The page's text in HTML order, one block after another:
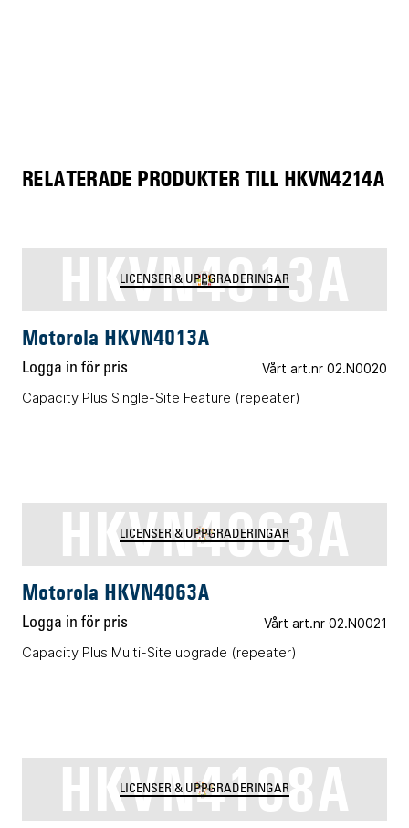
RELATERADE PRODUKTER TILL HKVN4214A
HKVN4013A
LICENSER & UPPGRADERINGAR
Motorola HKVN4013A
Logga in för pris Vårt art.nr 02.N0020
Capacity Plus Single-Site Feature (repeater)
HKVN4063A
LICENSER & UPPGRADERINGAR
Motorola HKVN4063A
Logga in för pris Vårt art.nr 02.N0021
Capacity Plus Multi-Site upgrade (repeater)
HKVN4108A
LICENSER & UPPGRADERINGAR